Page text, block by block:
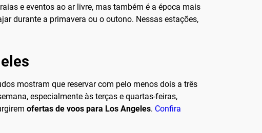
e eventos ao ar livre, mas também é a época mais
durante a primavera ou o outono. Nessas estações,
mostram que reservar com pelo menos dois a três
especialmente às terças e quartas-feiras,
ofertas de voos para Los Angeles. Confira